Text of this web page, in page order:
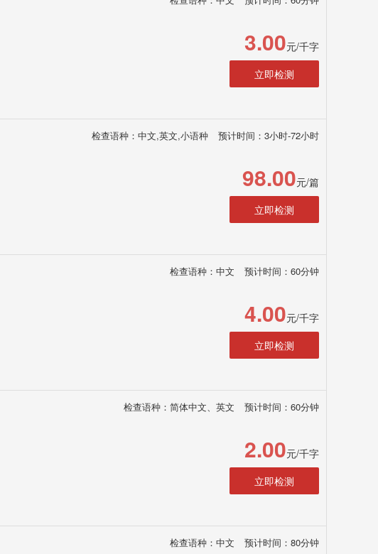
3.00元/千字
立即检测
检查语种：中文,英文,小语种 预计时间：3小时-72小时
98.00元/篇
立即检测
检查语种：中文 预计时间：60分钟
4.00元/千字
立即检测
检查语种：简体中文、英文 预计时间：60分钟
2.00元/千字
立即检测
检查语种：中文 预计时间：80分钟